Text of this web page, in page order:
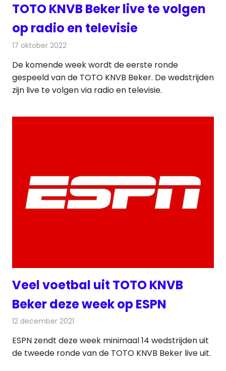
TOTO KNVB Beker live te volgen
op radio en televisie
17 oktober 2022
De komende week wordt de eerste ronde
gespeeld van de TOTO KNVB Beker. De wedstrijden
zijn live te volgen via radio en televisie.
Veel voetbal uit TOTO KNVB
Beker deze week op ESPN
12 december 2021
ESPN zendt deze week minimaal 14 wedstrijden uit
de tweede ronde van de TOTO KNVB Beker live uit.